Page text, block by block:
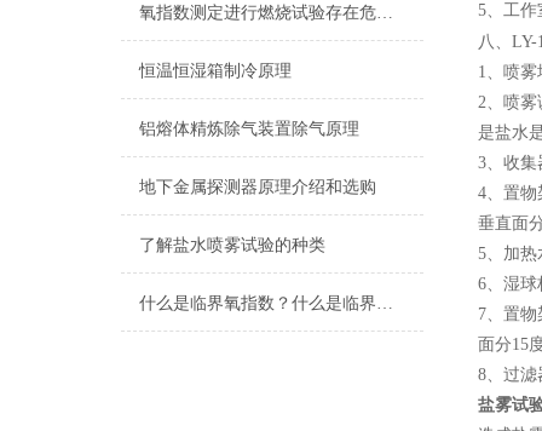
氧指数测定进行燃烧试验存在危险吗？
恒温恒湿箱制冷原理
铝熔体精炼除气装置除气原理
地下金属探测器原理介绍和选购
了解盐水喷雾试验的种类
什么是临界氧指数？什么是临界氧浓度？什么是极限氧浓度？
5、工作
八、LY-
1、喷
2、喷雾
是盐水
3、收集
4、置物
垂直面
5、加热
6、湿
7、置
面分15
8、过滤
盐雾试